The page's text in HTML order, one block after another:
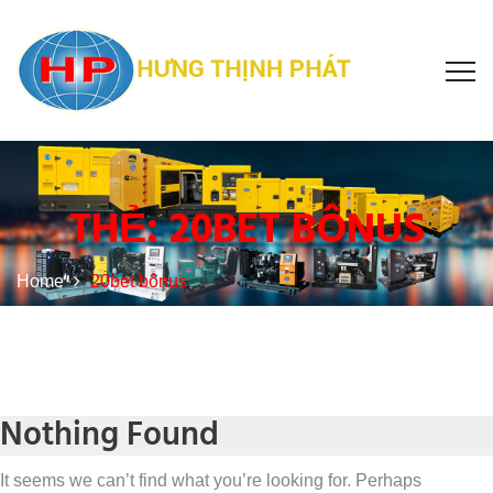
THẺ:20BET BÔNUS
Home 20bet bônus
Nothing Found
It seems we can’t find what you’re looking for. Perhaps